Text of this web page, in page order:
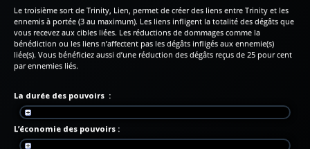
Le troisième sort de Trinity, Lien, permet de créer des liens entre Trinity et les
ennemis à portée (3 au maximum). Les liens infligent la totalité des dégâts que
vous recevez aux cibles liées. Les réductions de dommages comme la
bénédiction ou les liens n’affectent pas les dégâts infligés aux ennemie(s)
liée(s). Vous bénéficiez aussi d’une réduction des dégâts reçus de 25 pour cent
par ennemies liés.
La durée des pouvoirs :
L’économie des pouvoirs :